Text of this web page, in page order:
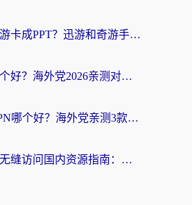
海外玩国内手游卡成PPT？迅游和奇游手游哪个好？附真实VPN评测及番茄加速器体验
迅游和穿梭哪个好？海外党2026亲测对比+免费vs付费选择指南，附番茄加速器实测体验
穿梭和腾讯VPN哪个好？海外党亲测3款热门回国加速器，附避坑指南
海外党必看！无缝访问国内资源指南：从vpn官网下载到加速器选择（附番茄实测）